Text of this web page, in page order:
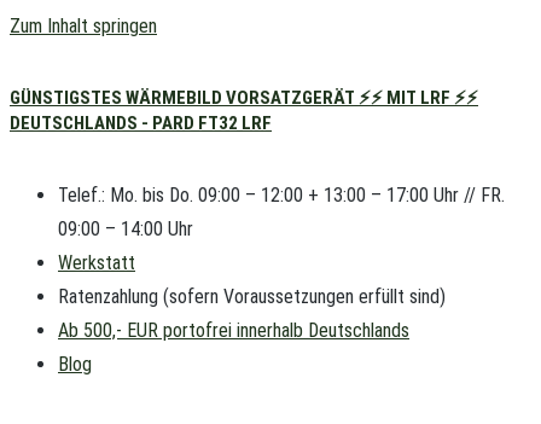
Zum Inhalt springen
GÜNSTIGSTES WÄRMEBILD VORSATZGERÄT ⚡⚡ MIT LRF ⚡⚡
DEUTSCHLANDS - PARD FT32 LRF
Telef.: Mo. bis Do. 09:00 – 12:00 + 13:00 – 17:00 Uhr // FR.
09:00 – 14:00 Uhr
Werkstatt
Ratenzahlung (sofern Voraussetzungen erfüllt sind)
Ab 500,- EUR portofrei innerhalb Deutschlands
Blog